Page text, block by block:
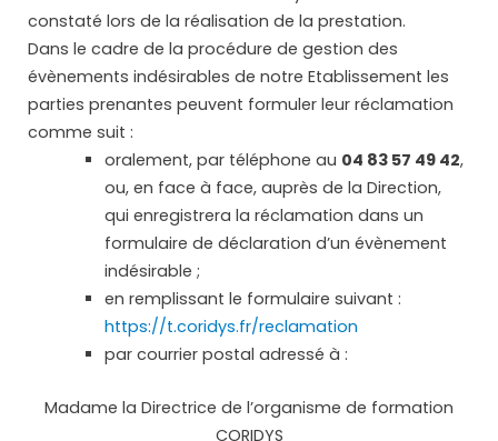
constaté lors de la réalisation de la prestation.
Dans le cadre de la procédure de gestion des
évènements indésirables de notre Etablissement les
parties prenantes peuvent formuler leur réclamation
comme suit :
oralement, par téléphone au 04 83 57 49 42,
ou, en face à face, auprès de la Direction,
qui enregistrera la réclamation dans un
formulaire de déclaration d’un évènement
indésirable ;
en remplissant le formulaire suivant :
https://t.coridys.fr/reclamation
par courrier postal adressé à :
Madame la Directrice de l’organisme de formation
CORIDYS